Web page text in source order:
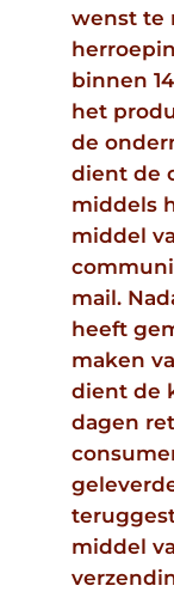
wenst te
binnen
het
de
dient de
middels
middel
mail.
heeft
maken
dient de
dagen
middel